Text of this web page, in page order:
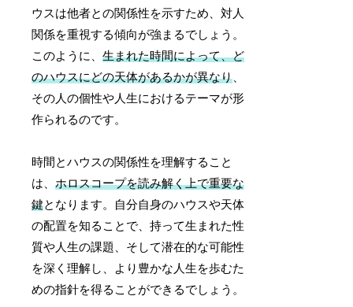
ウスは他者との関係性を示すため、対人
関係を重視する傾向が強まるでしょう。
このように、生まれた時間によって、ど
のハウスにどの天体があるかが異なり
その人の個性や人生におけるテーマが形
作られるのです。
時間とハウスの関係性を理解すること
は、ホロスコープを読み解く上で重要な
鍵となります。自分自身のハウスや天体
の配置を知ることで、持って生まれた性
質や人生の課題、そして潜在的な可能性
を深く理解し、より豊かな人生を歩むた
めの指針を得ることができるでしょう。